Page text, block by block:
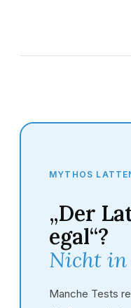
MYTHOS
„Der
egal“?
Nicht in
Manche Tests